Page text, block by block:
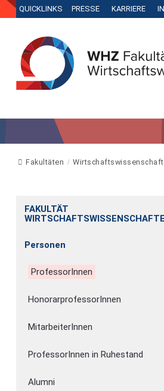
QUICKLINKS PRESSE KARRIERE
Fakultäten
FAKULTÄT
Personen
ProfessorInnen
HonorarprofessorInnen
MitarbeiterInnen
ProfessorInnen in Ruhestand
Alumni